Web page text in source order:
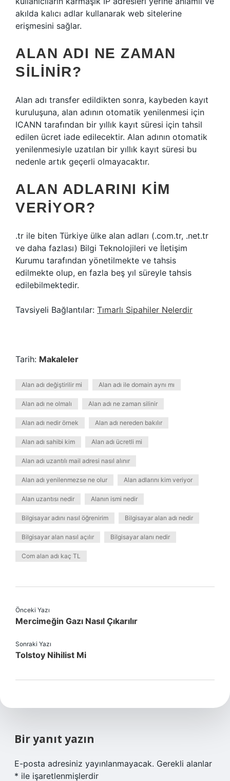
akılda kalıcı adlar kullanarak web sitelerine
erişmesini sağlar.
ALAN ADI NE ZAMAN
SILINIR?
Alan adı transfer edildikten sonra, kaybeden kayıt
kuruluşuna, alan adının otomatik yenilenmesi için
ICANN tarafından bir yıllık kayıt süresi için tahsil
edilen ücret iade edilecektir. Alan adının otomatik
yenilenmesiyle uzatılan bir yıllık kayıt süresi bu
nedenle artık geçerli olmayacaktır.
ALAN ADLARINI KIM
VERIYOR?
.tr ile biten Türkiye ülke alan adları (.com.tr, .net.tr
ve daha fazlası) Bilgi Teknolojileri ve İletişim
Kurumu tarafından yönetilmekte ve tahsis
edilmekte olup, en fazla beş yıl süreyle tahsis
edilebilmektedir.
Tavsiyeli Bağlantılar: Tımarlı Sipahiler Nelerdir
Tarih: Makaleler
Alan adı değiştirilir mi Alan adı ile domain aynı mı
Alan adı ne olmalı Alan adı ne zaman silinir
Alan adı nedir örnek Alan adı nereden bakılır
Alan adı sahibi kim Alan adı ücretli mi
Alan adı uzantılı mail adresi nasıl alınır
Alan adı yenilenmezse ne olur Alan adlarını kim veriyor
Alan uzantısı nedir Alanın ismi nedir
Bilgisayar adını nasıl öğrenirim Bilgisayar alan adı nedir
Bilgisayar alan nasıl açılır Bilgisayar alanı nedir
Com alan adı kaç TL
Önceki Yazı
Mercimeğin Gazı Nasıl Çıkarılır
Sonraki Yazı
Tolstoy Nihilist Mi
Bir yanıt yazın
E-posta adresiniz yayınlanmayacak. Gerekli alanlar
* ile işaretlenmişlerdir